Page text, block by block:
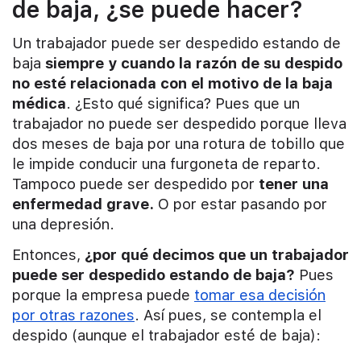
de baja, ¿se puede hacer?
Un trabajador puede ser despedido estando de
baja siempre y cuando la razón de su despido
no esté relacionada con el motivo de la baja
médica. ¿Esto qué significa? Pues que un
trabajador no puede ser despedido porque lleva
dos meses de baja por una rotura de tobillo que
le impide conducir una furgoneta de reparto.
Tampoco puede ser despedido por tener una
enfermedad grave. O por estar pasando por
una depresión.
Entonces, ¿por qué decimos que un trabajador
puede ser despedido estando de baja? Pues
porque la empresa puede tomar esa decisión
por otras razones. Así pues, se contempla el
despido (aunque el trabajador esté de baja):